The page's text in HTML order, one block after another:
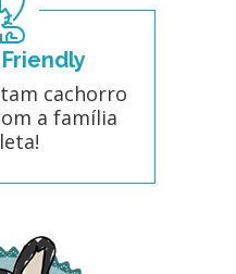
cachorro
a família